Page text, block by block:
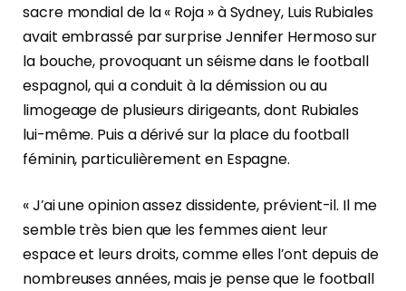
sacre mondial de la « Roja » à Sydney, Luis Rubiales
avait embrassé par surprise Jennifer Hermoso sur
la bouche, provoquant un séisme dans le football
espagnol, qui a conduit à la démission ou au
limogeage de plusieurs dirigeants, dont Rubiales
lui-même. Puis a dérivé sur la place du football
féminin, particulièrement en Espagne.
« J’ai une opinion assez dissidente, prévient-il. Il me
semble très bien que les femmes aient leur
espace et leurs droits, comme elles l’ont depuis de
nombreuses années, mais je pense que le football